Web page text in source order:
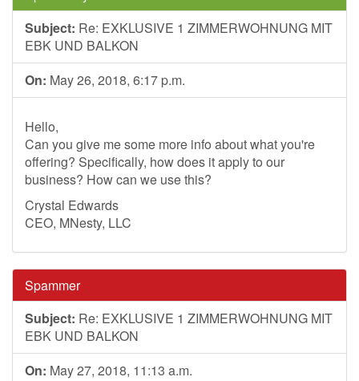
Subject: Re: EXKLUSIVE 1 ZIMMERWOHNUNG MIT
EBK UND BALKON
On: May 26, 2018, 6:17 p.m.
Hello,
Can you give me some more info about what you're
offering? Specifically, how does it apply to our
business? How can we use this?
Crystal Edwards
CEO, MNesty, LLC
Spammer
Subject: Re: EXKLUSIVE 1 ZIMMERWOHNUNG MIT
EBK UND BALKON
On: May 27, 2018, 11:13 a.m.